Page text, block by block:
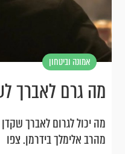
אמונה וביטחון
מה גרם לאברך
מה יכול לגרום לאברך
מהרב אלימלך בידרמן. צפו